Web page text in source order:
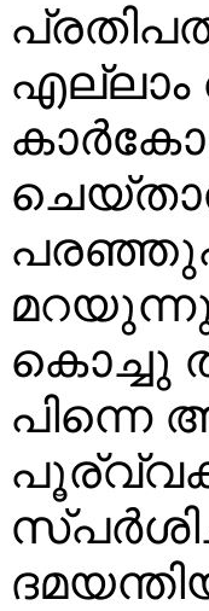
എല്ലാം
കൊച്ചു
പിന്നെ